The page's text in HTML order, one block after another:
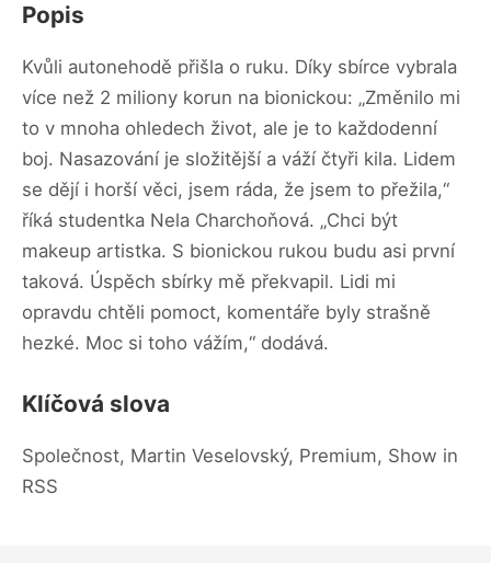
Popis
Kvůli autonehodě přišla o ruku. Díky sbírce vybrala
více než 2 miliony korun na bionickou: „Změnilo mi
to v mnoha ohledech život, ale je to každodenní
boj. Nasazování je složitější a váží čtyři kila. Lidem
se dějí i horší věci, jsem ráda, že jsem to přežila,“
říká studentka Nela Charchoňová. „Chci být
makeup artistka. S bionickou rukou budu asi první
taková. Úspěch sbírky mě překvapil. Lidi mi
opravdu chtěli pomoct, komentáře byly strašně
hezké. Moc si toho vážím,“ dodává.
Klíčová slova
Společnost, Martin Veselovský, Premium, Show in
RSS